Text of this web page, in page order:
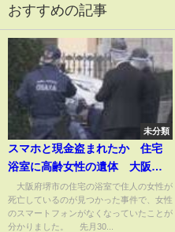
おすすめの記事
未分類
スマホと現金盗まれたか 住宅
浴室に高齢女性の遺体 大阪・
堺市(2026年2月10日)
大阪府堺市の住宅の浴室で住人の女性が
死亡しているのが見つかった事件で、女性
のスマートフォンがなくなっていたことが
分かりました。 先月30...